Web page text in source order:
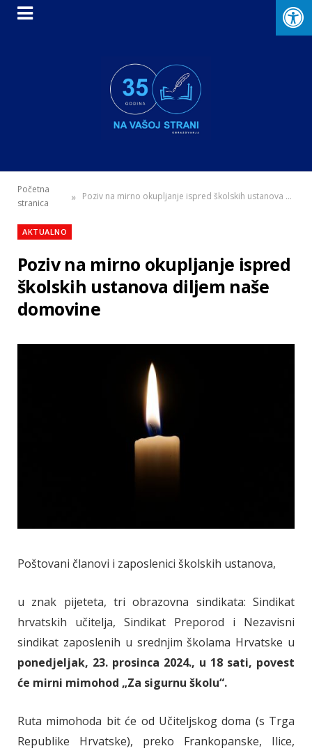
Početna
stranica
» Poziv na mirno okupljanje ispred školskih ustanova diljem naše domovine
AKTUALNO
Poziv na mirno okupljanje ispred
školskih ustanova diljem naše
domovine
Poštovani članovi i zaposlenici školskih ustanova,
u znak pijeteta, tri obrazovna sindikata: Sindikat
hrvatskih učitelja, Sindikat Preporod i Nezavisni
sindikat zaposlenih u srednjim školama Hrvatske u
ponedjeljak, 23. prosinca 2024., u 18 sati, povest
će mirni mimohod „Za sigurnu školu“.
Ruta mimohoda bit će od Učiteljskog doma (s Trga
Republike Hrvatske), preko Frankopanske, Ilice,